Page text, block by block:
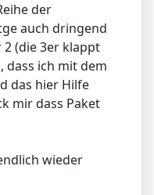
der
auch dringend
(die 3er klappt
dass ich mit dem
das hier Hilfe
mir dass Paket
wieder